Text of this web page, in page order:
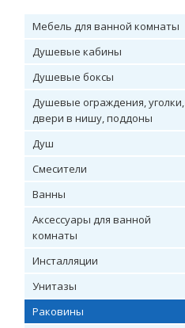
Мебель для ванной комнаты
Душевые кабины
Душевые боксы
Душевые ограждения, уголки,
двери в нишу, поддоны
Душ
Смесители
Ванны
Аксессуары для ванной
комнаты
Инсталляции
Унитазы
Раковины